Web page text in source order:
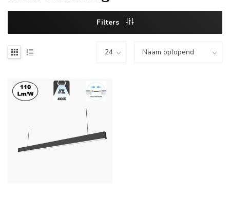
Filters